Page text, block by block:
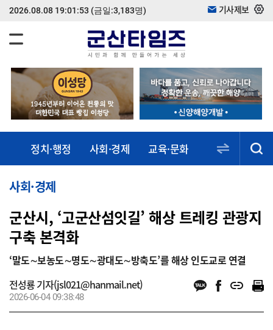
2026.08.08 19:01:53 (금일:3,183명) 기사제보
정치·행정 사회·경제 교육·문화 스포츠·건강
사회·경제
군산시, ‘고군산섬잇길’ 해상 트레킹 관광지
구축 본격화
‘말도∼보농도∼명도∼광대도∼방축도’를 해상 인도교로 연결
전성룡 기자(jsl021@hanmail.net)
2026-06-04 09:38:48